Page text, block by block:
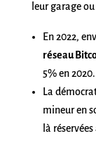
leur garage
En 2022,
réseau
5% en 2020.
La
mineur en
là